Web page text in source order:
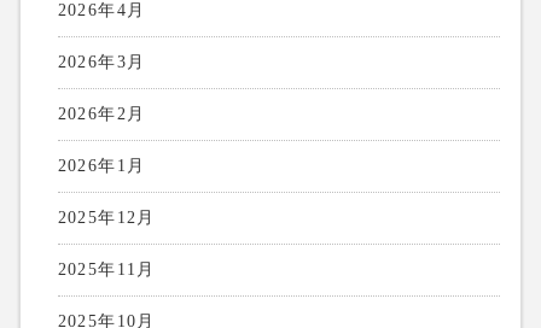
2026年4月
2026年3月
2026年2月
2026年1月
2025年12月
2025年11月
2025年10月